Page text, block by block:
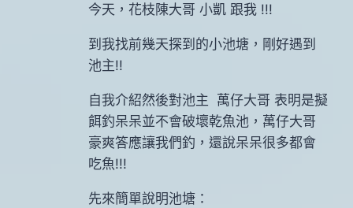
今天，花枝陳大哥 小凱 跟我 !!!
到我找前幾天探到的小池塘，剛好遇到
池主!!
自我介紹然後對池主 萬仔大哥 表明是擬
餌釣呆呆並不會破壞乾魚池，萬仔大哥
豪爽答應讓我們釣，還說呆呆很多都會
吃魚!!!
先來簡單說明池塘：